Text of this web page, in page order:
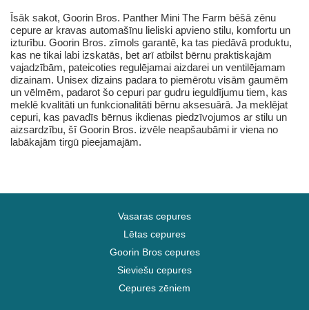
Īsāk sakot, Goorin Bros. Panther Mini The Farm bēšā zēnu
cepure ar kravas automašīnu lieliski apvieno stilu, komfortu un
izturību. Goorin Bros. zīmols garantē, ka tas piedāvā produktu,
kas ne tikai labi izskatās, bet arī atbilst bērnu praktiskajām
vajadzībām, pateicoties regulējamai aizdarei un ventilējamam
dizainam. Unisex dizains padara to piemērotu visām gaumēm
un vēlmēm, padarot šo cepuri par gudru ieguldījumu tiem, kas
meklē kvalitāti un funkcionalitāti bērnu aksesuārā. Ja meklējat
cepuri, kas pavadīs bērnus ikdienas piedzīvojumos ar stilu un
aizsardzību, šī Goorin Bros. izvēle neapšaubāmi ir viena no
labākajām tirgū pieejamajām.
Vasaras cepures
Lētas cepures
Goorin Bros cepures
Sieviešu cepures
Cepures zēniem